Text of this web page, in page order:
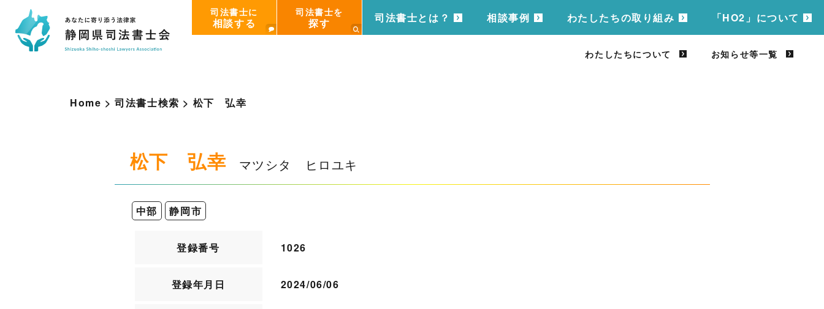
司法書士に
相談する
司法書士を
探す 司法書士とは？ 相談事例 わたしたちの取り組み 「HO2」について
わたしたちについて お知らせ等一覧
Home >司法書士検索 > 松下 弘幸
松下 弘幸 マツシタ ヒロユキ
中部 静岡市
登録番号 1026
登録年月日 2024/06/06